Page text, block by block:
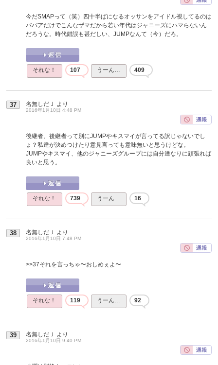
今だSMAPって（笑）四十半ばになるオッサンをアイドル視してるのは
ババアだけでこんなザマだから若い年代はジャニーズにハマらないん
だろうな。時代錯誤も甚だしい、JUMPなんて（今）だろ。
それな！ 107 うーん… 409
37 名無しだＪ より
2016年1月10日 4:48 PM
後継者、後継者って別にJUMPやキスマイが言ってる訳じゃないでし
ょ？私達が決めつけたり意見言っても意味無いと思うけどな。
JUMPやキスマイ、他のジャニーズグループには自分達なりに頑張れば
良いと思う。
それな！ 739 うーん… 16
38 名無しだＪ より
2016年1月10日 7:48 PM
>>37それを言っちゃ〜おしめぇよ〜
それな！ 119 うーん… 92
39 名無しだＪ より
2016年1月10日 9:40 PM